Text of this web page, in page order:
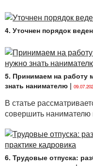
4. Уточнен порядок
5. Принимаем на работу
знать нанимателю |
В статье
совершить нанимателю
6. Трудовые отпуска: